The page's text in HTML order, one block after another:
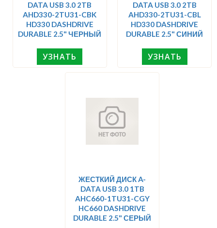
DATA USB 3.0 2TB
AHD330-2TU31-CBK
HD330 DASHDRIVE
DURABLE 2.5" ЧЕРНЫЙ
УЗНАТЬ
DATA USB 3.0 2TB
AHD330-2TU31-CBL
HD330 DASHDRIVE
DURABLE 2.5" СИНИЙ
УЗНАТЬ
ЖЕСТКИЙ ДИСК A-
DATA USB 3.0 1TB
AHC660-1TU31-CGY
HC660 DASHDRIVE
DURABLE 2.5" СЕРЫЙ